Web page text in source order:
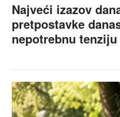
Najveći izazov
pretpostavke
nepotrebnu tenziju